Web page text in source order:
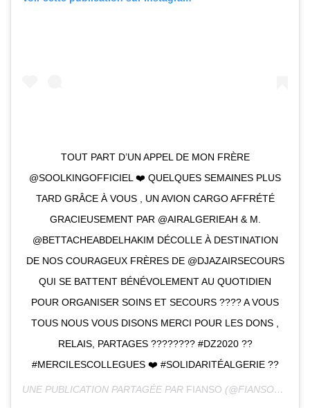
TOUT PART D’UN APPEL DE MON FRÈRE
@SOOLKINGOFFICIEL ❤️ QUELQUES SEMAINES PLUS
TARD GRÂCE À VOUS , UN AVION CARGO AFFRÉTÉ
GRACIEUSEMENT PAR @AIRALGERIEAH & M.
@BETTACHEABDELHAKIM DÉCOLLE À DESTINATION
DE NOS COURAGEUX FRÈRES DE @DJAZAIRSECOURS
QUI SE BATTENT BÉNÉVOLEMENT AU QUOTIDIEN
POUR ORGANISER SOINS ET SECOURS ???? A VOUS
TOUS NOUS VOUS DISONS MERCI POUR LES DONS ,
RELAIS, PARTAGES ???????? #DZ2020 ??
#MERCILESCOLLEGUES ❤️ #SOLIDARITÉALGERIE ??
UNE PUBLICATION PARTAGÉE PAR FIANSO (@FIANSOLEVRAI) LE